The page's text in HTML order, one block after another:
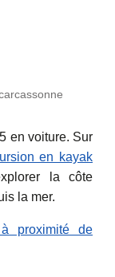
en voiture. Sur
en kayak
la côte
la mer.
proximité de